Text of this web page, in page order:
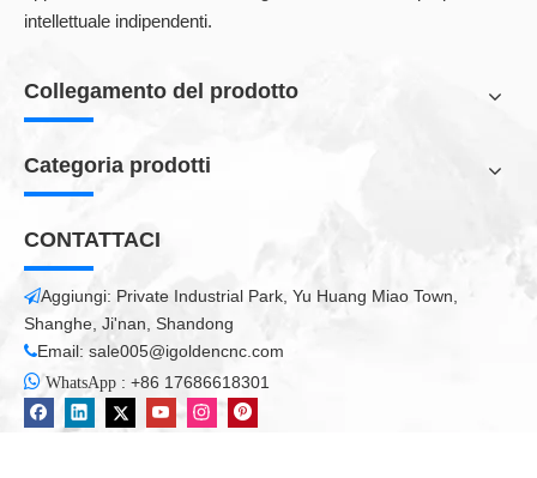
intellettuale indipendenti.
Collegamento del prodotto
Categoria prodotti
CONTATTACI
Aggiungi: Private Industrial Park, Yu Huang Miao Town,
Shanghe, Ji'nan, Shandong
Email: sale005@igoldencnc.com
 WhatsApp : +86 17686618301